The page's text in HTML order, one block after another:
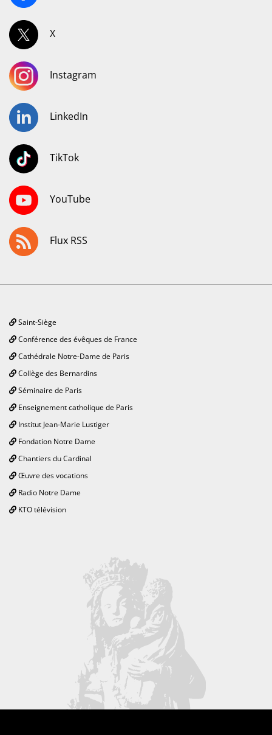
X
Instagram
LinkedIn
TikTok
YouTube
Flux RSS
Saint-Siège
Conférence des évêques de France
Cathédrale Notre-Dame de Paris
Collège des Bernardins
Séminaire de Paris
Enseignement catholique de Paris
Institut Jean-Marie Lustiger
Fondation Notre Dame
Chantiers du Cardinal
Œuvre des vocations
Radio Notre Dame
KTO télévision